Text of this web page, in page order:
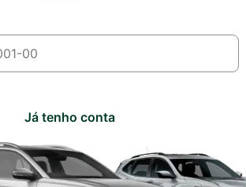
Já tenho conta